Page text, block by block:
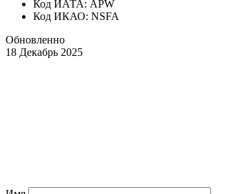
Код ИАТА: APW
Код ИКАО: NSFA
Обновленно
18 Декабрь 2025